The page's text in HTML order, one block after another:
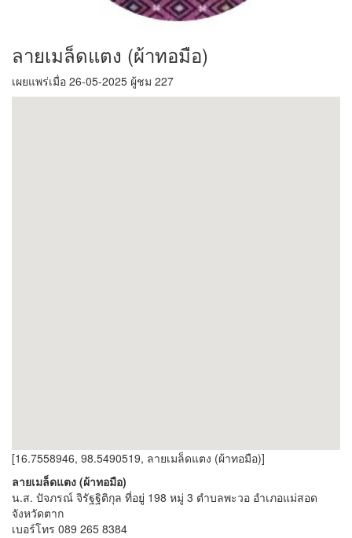
ลายเมล็ดแตง (ผ้าทอมือ)
เผยแพร่เมื่อ 26-05-2025 ผู้ชม 227
[16.7558946, 98.5490519, ลายเมล็ดแตง (ผ้าทอมือ)]
ลายเมล็ดแตง (ผ้าทอมือ)
น.ส. ปัจภรณ์ จิรัฐฐิติกุล ที่อยู่ 198 หมู่ 3 ตำบลพะวอ อำเภอแม่สอด
จังหวัดตาก
เบอร์โทร 089 265 8384